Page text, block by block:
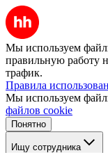
Мы используем
правильную работу
трафик.
Правила
Мы используем
файлов cookie
Понятно
Ищу сотрудника